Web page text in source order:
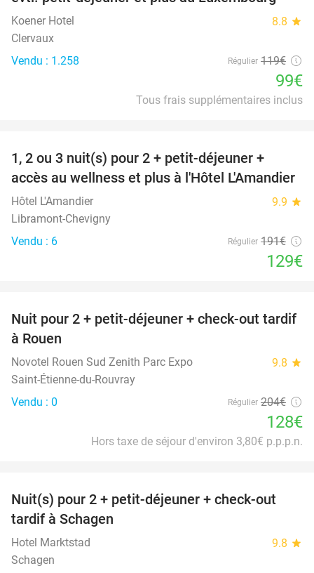
Koener Hotel 8.8 star
Clervaux
Vendu : 1.258
Régulier 119€
99€
Tous frais supplémentaires inclus
TODAY
1, 2 ou 3 nuit(s) pour 2 + petit-déjeuner +
accès au wellness et plus à l'Hôtel L'Amandier
Hôtel L'Amandier 9.9 star
Libramont-Chevigny
Vendu : 6
Régulier 191€
129€
37%
Nuit pour 2 + petit-déjeuner + check-out tardif
à Rouen
Novotel Rouen Sud Zenith Parc Expo 9.8 star
Saint-Étienne-du-Rouvray
Vendu : 0
Régulier 204€
128€
Hors taxe de séjour d'environ 3,80€ p.p.p.n.
43%
Nuit(s) pour 2 + petit-déjeuner + check-out
tardif à Schagen
Hotel Marktstad 9.8 star
Schagen